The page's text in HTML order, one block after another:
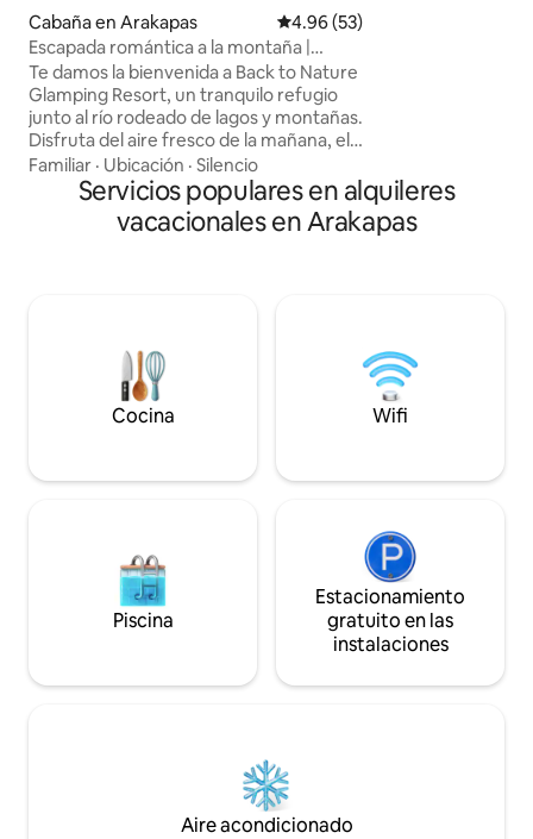
Cabaña en Arakapas Calificación promedio: 4.96 de
4.96 (53)
Escapada romántica a la montaña |
Piscina y vistas a la naturaleza
Te damos la bienvenida a Back to Nature
Glamping Resort, un tranquilo refugio
junto al río rodeado de lagos y montañas.
Disfruta del aire fresco de la mañana, el
canto de los pájaros y las noches cálidas
e iluminadas por las estrellas en un
entorno natural relajante. Nuestra
cabaña de montaña para hasta 4
una bebida mientras el sol se esconde
detrás de los picos. Respira el aire fresco
de la montaña: ¡tu refugio inolvidable te
Familiar · Ubicación · Silencio
Servicios populares en alquileres
vacacionales en Arakapas
Cocina Wifi
Piscina
Estacionamiento
gratuito en las
instalaciones
Aire acondicionado